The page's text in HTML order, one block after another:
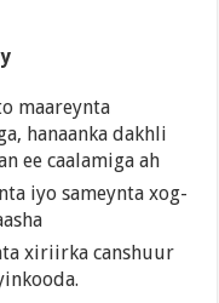
maareynta
hanaanka dakhli
ee caalamiga ah
iyo sameynta xog-
xiriirka canshuur